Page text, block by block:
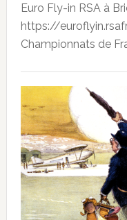
Euro Fly-in RSA à
https://
Championnats de